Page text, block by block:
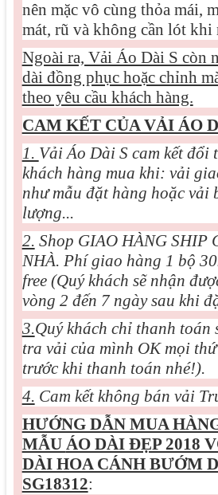
nên mặc vô cùng thỏa mái,
mát, rũ và không cần lót khi
Ngoài ra, Vải Áo Dài S còn
dài đồng phục hoặc chỉnh
theo yêu cầu khách hàng.
CAM KẾT CỦA VẢI ÁO
1. Vải Áo Dài S cam kết đổi
khách hàng mua khi: vải
như mẫu đặt hàng hoặc vải
lượng...
2. Shop GIAO HÀNG SHIP
NHÀ. Phí giao hàng 1 bộ
free (Quý khách sẽ nhận
vòng 2 đến 7 ngày sau khi
3.Quý khách chỉ thanh toán
tra vải của mình OK mọi
trước khi thanh toán nhé!).
4. Cam kết không bán vải
HƯỚNG DẪN MUA
MẪU ÁO DÀI ĐẸP 2018
DÀI HOA CÁNH BƯỚM
SG18312: